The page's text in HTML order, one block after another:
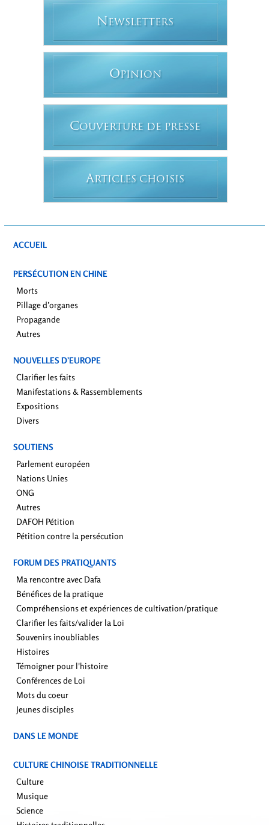
N EWSLETTERS
OPINION
COUVERTURE DE PRESSE
ARTICLES CHOISIS
ACCUEIL
PERSÉCUTION EN CHINE
Morts
Pillage d’organes
Propagande
Autres
NOUVELLES D’EUROPE
Clarifier les faits
Manifestations & Rassemblements
Expositions
Divers
SOUTIENS
Parlement européen
Nations Unies
ONG
Autres
DAFOH Pétition
Pétition contre la persécution
FORUM DES PRATIQUANTS
Ma rencontre avec Dafa
Bénéfices de la pratique
Compréhensions et expériences de cultivation/pratique
Clarifier les faits/valider la Loi
Souvenirs inoubliables
Histoires
Témoigner pour l'histoire
Conférences de Loi
Mots du coeur
Jeunes disciples
DANS LE MONDE
CULTURE CHINOISE TRADITIONNELLE
Culture
Musique
Science